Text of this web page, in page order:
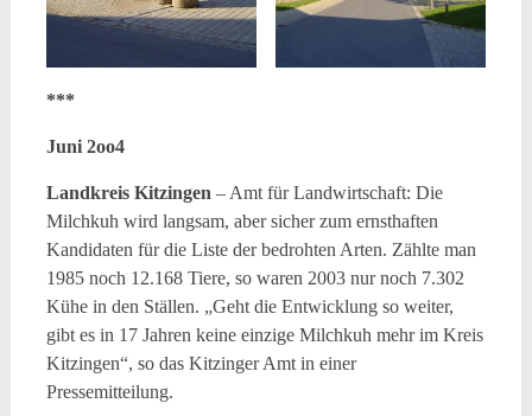
***
Juni 2oo4
Landkreis Kitzingen – Amt für Landwirtschaft: Die
Milchkuh wird langsam, aber sicher zum ernsthaften
Kandidaten für die Liste der bedrohten Arten. Zählte man
1985 noch 12.168 Tiere, so waren 2003 nur noch 7.302
Kühe in den Ställen. „Geht die Entwicklung so weiter,
gibt es in 17 Jahren keine einzige Milchkuh mehr im Kreis
Kitzingen“, so das Kitzinger Amt in einer
Pressemitteilung.